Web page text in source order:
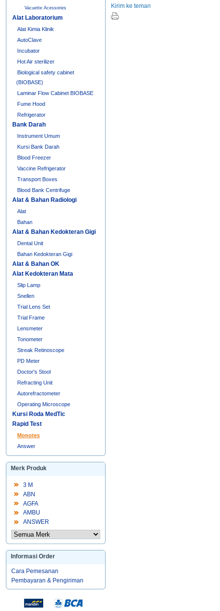
Vacuette Acessories
Alat Laboratorium
Alat Kimia Klinik
AutoClave
Incubator
Hot Air sterilizer
Biological safety cabinet
(BIOBASE)
Laminar Flow Cabinet BIOBASE
Fume Hood
Refrigerator
Bank Darah
Instrument Umum
Kursi Bank Darah
Blood Freezer
Vaccine Refrigerator
Transport Boxes
Blood Bank Centrifuge
Alat & Bahan Radiologi
Alat
Bahan
Alat & Bahan Kedokteran Gigi
Dental Unit
Bahan Kedokteran Gigi
Alat & Bahan OK
Alat Kedokteran Mata
Slip Lamp
Snellen
Trial Lens Set
Trial Frame
Lensmeter
Tonometer
Streak Retinoscope
PD Meter
Doctor's Stool
Refracting Unit
Autorefractometer
Operating Microscope
Kursi Roda MedTic
Rapid Test
Monotes
Answer
Merk Produk
3 M
ABN
AGFA
AMBU
ANSWER
Informasi Order
Cara Pemesanan
Pembayaran & Pengiriman
Kirim ke teman